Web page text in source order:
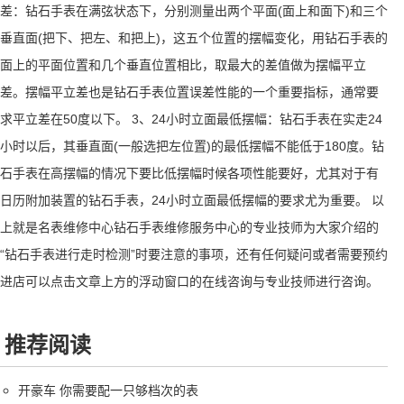
差：钻石手表在满弦状态下，分别测量出两个平面(面上和面下)和三个
垂直面(把下、把左、和把上)，这五个位置的摆幅变化，用钻石手表的
面上的平面位置和几个垂直位置相比，取最大的差值做为摆幅平立
差。摆幅平立差也是钻石手表位置误差性能的一个重要指标，通常要
求平立差在50度以下。 3、24小时立面最低摆幅：钻石手表在实走24
小时以后，其垂直面(一般选把左位置)的最低摆幅不能低于180度。钻
石手表在高摆幅的情况下要比低摆幅时候各项性能要好，尤其对于有
日历附加装置的钻石手表，24小时立面最低摆幅的要求尤为重要。 以
上就是名表维修中心钻石手表维修服务中心的专业技师为大家介绍的
“钻石手表进行走时检测”时要注意的事项，还有任何疑问或者需要预约
进店可以点击文章上方的浮动窗口的在线咨询与专业技师进行咨询。
推荐阅读
开豪车 你需要配一只够档次的表